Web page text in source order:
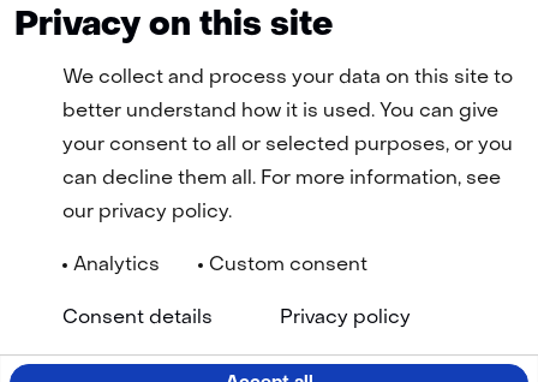
Navigatie
Privacy statementDisclaimer(opent
venster)
Toegankelijkheid
NL
Privacy on this site
We collect and process your data on this site to
better understand how it is used. You can give
your consent to all or selected purposes, or you
can decline them all. For more information, see
our privacy policy.
Analytics Custom consent
Consent details Privacy policy